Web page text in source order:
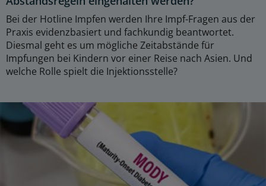
Bei der Hotline Impfen werden Ihre Impf-Fragen aus der
Praxis evidenzbasiert und fachkundig beantwortet.
Diesmal geht es um mögliche Zeitabstände für
Impfungen bei Kindern vor einer Reise nach Asien. Und
welche Rolle spielt die Injektionsstelle?